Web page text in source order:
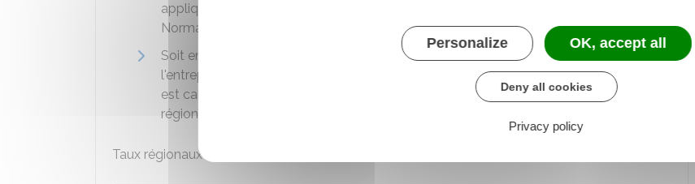
appliqué au volume de gazole utilisé. Par exemple, les achats de gazole en
Normandie peuvent donner droit au remboursement de15,56 € /hl (60,75 €-45,19 €).
Soit en appliquant le
. Ce mode de calcul s'applique uniquement si
l'entreprise a acheté du gazole dans au moins 3 régions différentes. Le taux forfaitaire
est calculé en faisant la moyenne entre les différents taux en vigueur dans chaque
région. Il est ensuite appliqué au volume de gazole utilisé.
Taux régionaux de remboursement
Personalize OK, accept all
Deny all cookies
Privacy policy